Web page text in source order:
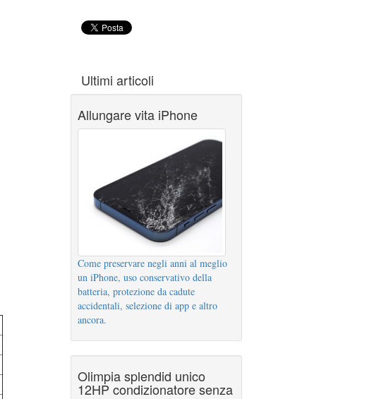
Ultimi articoli
Allungare vita iPhone
Come preservare negli anni al meglio
un iPhone, uso conservativo della
batteria, protezione da cadute
accidentali, selezione di app e altro
ancora.
Olimpia splendid unico
12HP condizionatore senza